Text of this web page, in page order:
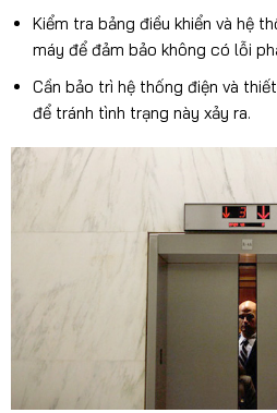
Kiểm tra bảng điều khiển và hệ
máy để đảm bảo không có lỗi
Cần bảo trì hệ thống điện và
để tránh tình trạng này xảy ra.